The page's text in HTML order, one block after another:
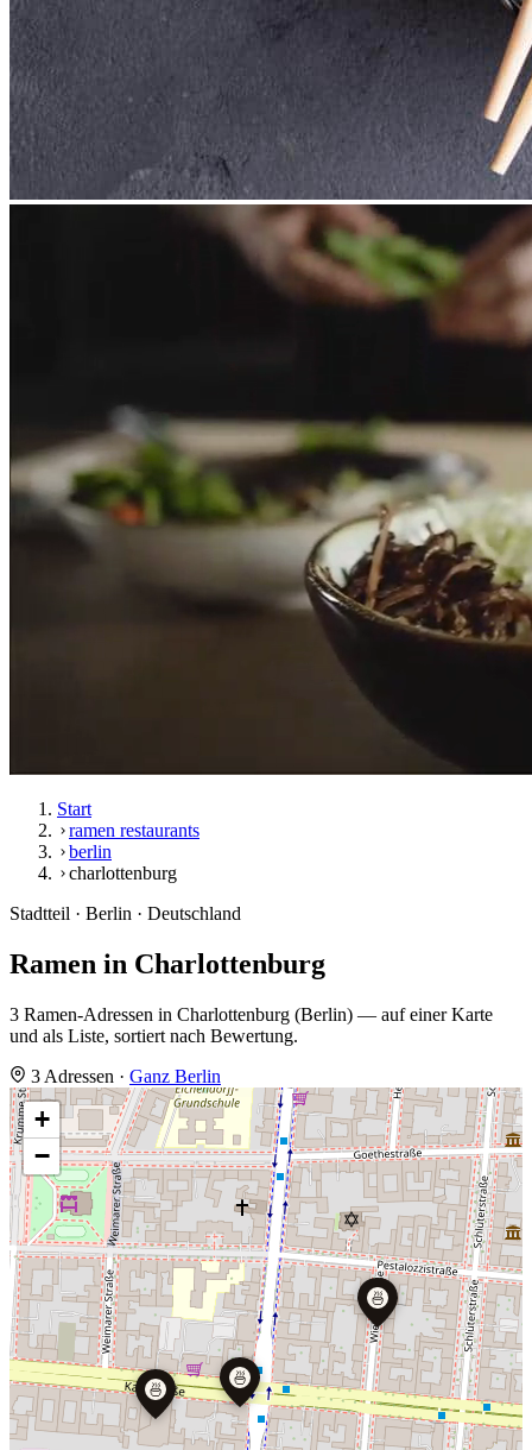
Start
ramen restaurants
berlin
charlottenburg
Stadtteil · Berlin · Deutschland
Ramen in Charlottenburg
3 Ramen-Adressen in Charlottenburg (Berlin) — auf einer Karte
und als Liste, sortiert nach Bewertung.
3 Adressen · Ganz Berlin
🍜
🍜
🍜
+
−